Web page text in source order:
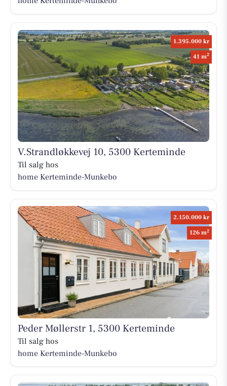
1.395.000 kr
41 m2
V.Strandløkkevej 10, 5300 Kerteminde
Til salg hos
home Kerteminde-Munkebo
2.150.000 kr
126 m2
Peder Møllerstr 1, 5300 Kerteminde
Til salg hos
home Kerteminde-Munkebo